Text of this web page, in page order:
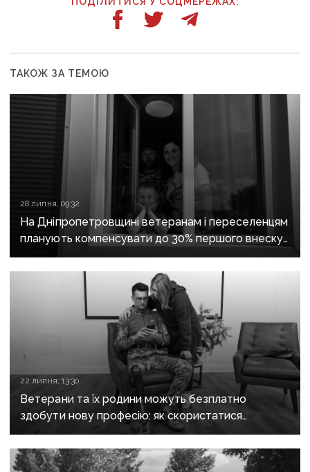
ТАКОЖ ЗА ТЕМОЮ
28 липня, 09:32
На Дніпропетровщині ветеранам і переселенцям
планують компенсувати до 30% першого внеску
за програмою «єОселя»
22 липня, 13:30
Ветерани та їх родини можуть безплатно
здобути нову професію: як скористатися
програмою